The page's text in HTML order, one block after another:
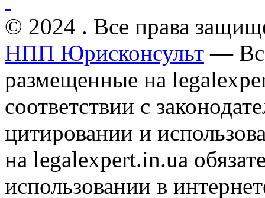
© 2024 . Все права
НПП Юрисконсульт —
размещенные на
соответствии с
цитировании и
на legalexpert.in.ua
использовании в